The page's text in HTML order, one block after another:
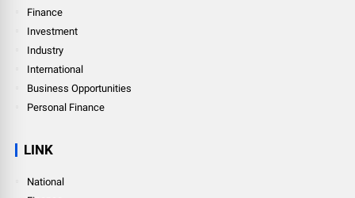
Finance
Investment
Industry
International
Business Opportunities
Personal Finance
LINK
National